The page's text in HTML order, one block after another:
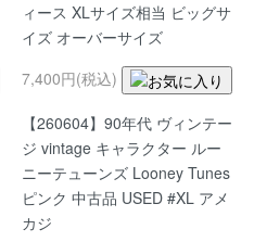
ィース XLサイズ相当 ビッグサ
イズ オーバーサイズ
7,400円(税込)
【260604】90年代 ヴィンテー
ジ vintage キャラクター ルー
ニーテューンズ Looney Tunes
ピンク 中古品 USED #XL アメ
カジ